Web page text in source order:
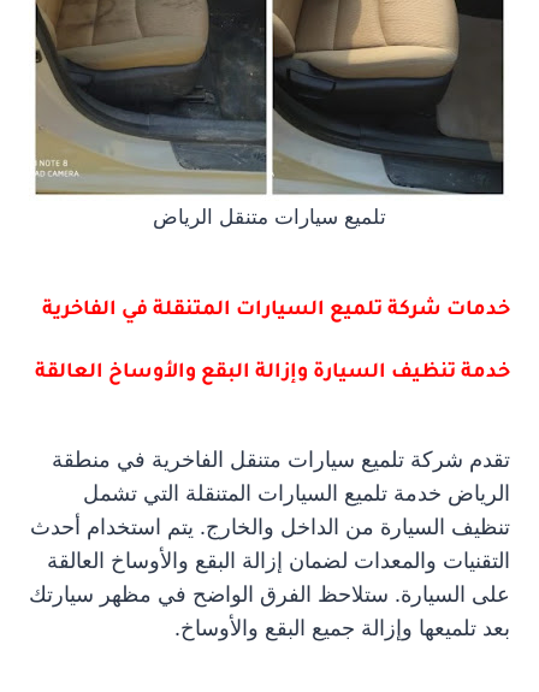
تلميع سيارات متنقل الرياض
خدمات شركة تلميع السيارات المتنقلة في الفاخرية
خدمة تنظيف السيارة وإزالة البقع والأوساخ العالقة
تقدم شركة تلميع سيارات متنقل الفاخرية في منطقة
الرياض خدمة تلميع السيارات المتنقلة التي تشمل
تنظيف السيارة من الداخل والخارج. يتم استخدام أحدث
التقنيات والمعدات لضمان إزالة البقع والأوساخ العالقة
على السيارة. ستلاحظ الفرق الواضح في مظهر سيارتك
بعد تلميعها وإزالة جميع البقع والأوساخ.